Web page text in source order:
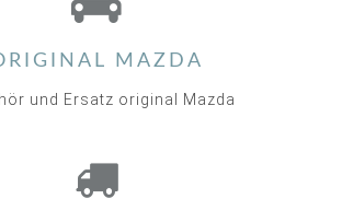
MAZDA
und Ersatz original Mazda